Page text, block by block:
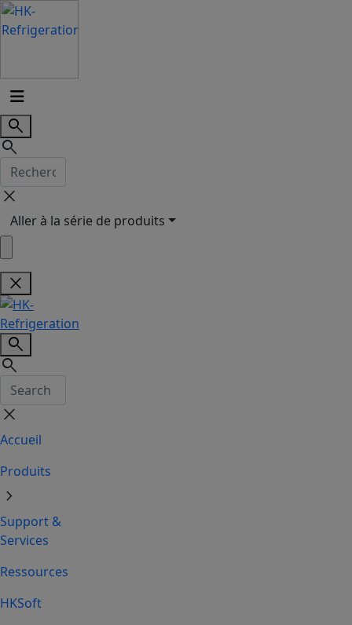
search
search
close
Aller à la série de produits
close
search
search
close
Accueil
Produits
chevron_right
Support &
Services
Ressources
HKSoft